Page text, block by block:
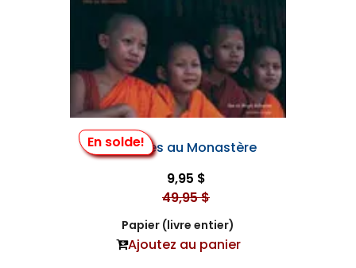
En solde!
Laos, Vies au Monastère
9,95 $
49,95 $
Papier (livre entier)
Ajoutez au panier